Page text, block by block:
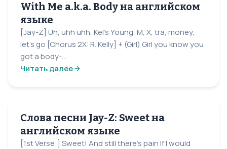
With Me a.k.a. Body на английском
языке
[Jay-Z] Uh, uhh uhh, Kel's Young, M, X, tra, money,
let's go [Chorus 2X: R. Kelly] + (Girl) Girl you know you
got a body-...
Читать далее
Слова песни Jay-Z: Sweet на
английском языке
[1st Verse:] Sweet! And still there's pain If I would